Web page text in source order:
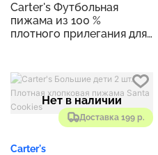
Carter's Футбольная
пижама из 100 %
плотного прилегания для
Доставка 199 р.
Нет в наличии
Carter's